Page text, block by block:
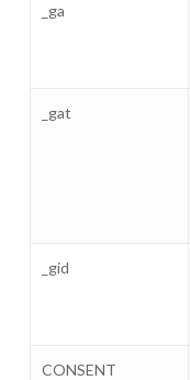
_ga
_gat
_gid
CONSENT